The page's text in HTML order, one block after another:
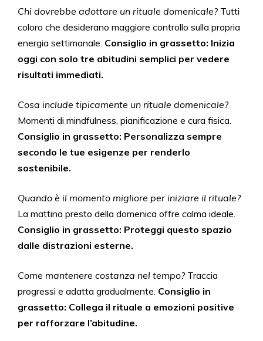
Chi dovrebbe adottare un rituale domenicale?Tutti
coloro che desiderano maggiore controllo sulla propria
energia settimanale. Consiglio in grassetto: Inizia
oggi con solo tre abitudini semplici per vedere
risultati immediati.
Cosa include tipicamente un rituale domenicale?
Momenti di mindfulness, pianificazione e cura fisica.
Consiglio in grassetto: Personalizza sempre
secondo le tue esigenze per renderlo
sostenibile.
Quando è il momento migliore per iniziare il rituale?
La mattina presto della domenica offre calma ideale.
Consiglio in grassetto: Proteggi questo spazio
dalle distrazioni esterne.
Come mantenere costanza nel tempo?Traccia
progressi e adatta gradualmente. Consiglio in
grassetto: Collega il rituale a emozioni positive
per rafforzare l’abitudine.